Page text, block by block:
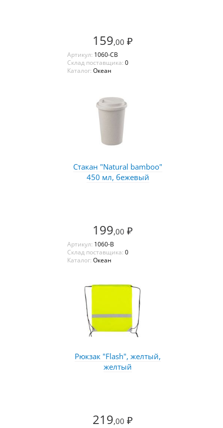
159,00 ₽
Артикул: 1060-CB
Склад поставщика: 0
Каталог: Океан
Стакан "Natural bamboo"
450 мл, бежевый
199,00 ₽
Артикул: 1060-B
Склад поставщика: 0
Каталог: Океан
Рюкзак "Flash", желтый,
желтый
219,00 ₽